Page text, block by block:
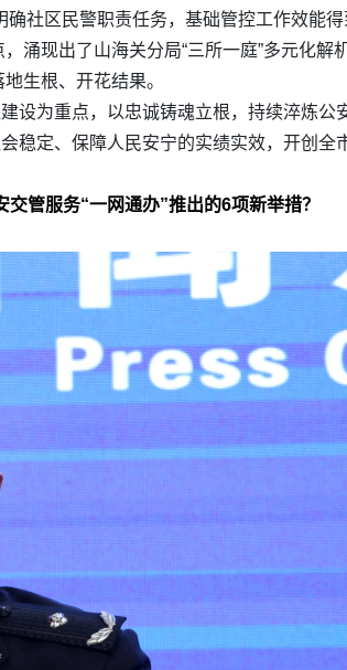
社区民警职责任务，基础管控工作效能
涌现出了山海关分局“三所一庭”多元化解
生根、开花结果。
设为重点，以忠诚铸魂立根，持续淬炼公
定、保障人民安宁的实绩实效，开创全
管服务“一网通办”推出的6项新举措？